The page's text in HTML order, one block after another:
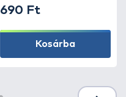
690 Ft
Kosárba